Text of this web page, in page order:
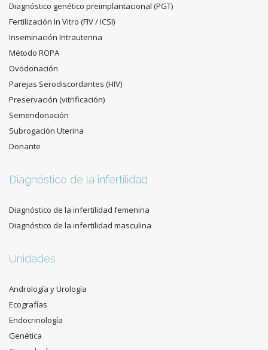
Diagnóstico genético preimplantacional (PGT)
Fertilización In Vitro (FIV / ICSI)
Inseminación Intrauterina
Método ROPA
Ovodonación
Parejas Serodiscordantes (HIV)
Preservación (vitrificación)
Semendonación
Subrogación Uterina
Donante
Diagnóstico de la infertilidad
Diagnóstico de la infertilidad femenina
Diagnóstico de la infertilidad masculina
Unidades
Andrología y Urología
Ecografías
Endocrinología
Genética